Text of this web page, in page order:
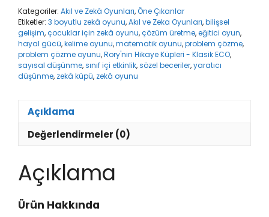
Klasik
ECO
adet
Kategoriler: Akıl ve Zekâ Oyunları,Öne Çıkanlar
Etiketler: 3 boyutlu zekâ oyunu,Akıl ve Zeka Oyunları,bilişsel
gelişim,çocuklar için zekâ oyunu,çözüm üretme,eğitici oyun,
hayal gücü,kelime oyunu,matematik oyunu,problem çözme,
problem çözme oyunu,Rory'nin Hikaye Küpleri - Klasik ECO,
sayısal düşünme,sınıf içi etkinlik,sözel beceriler,yaratıcı
düşünme, zekâ küpü, zekâ oyunu
Açıklama
Değerlendirmeler (0)
Açıklama
Ürün Hakkında